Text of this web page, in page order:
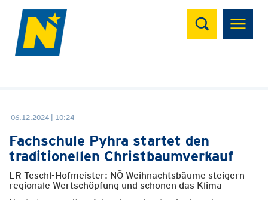
Suchen
06.12.2024 | 10:24
Fachschule Pyhra startet den
traditionellen Christbaumverkauf
LR Teschl-Hofmeister: NÖ Weihnachtsbäume steigern
regionale Wertschöpfung und schonen das Klima